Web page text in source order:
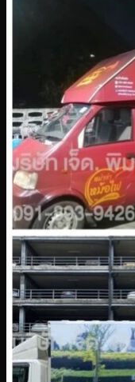
สติ๊
สติ๊ก
สติ๊ก
สติก
สติ๊ก
สติ๊
พิมพ์
สติ๊ก
ติด
สติ๊กเกอ
สติ๊ก
สติ๊ก
สติ๊ก
สติ๊ก